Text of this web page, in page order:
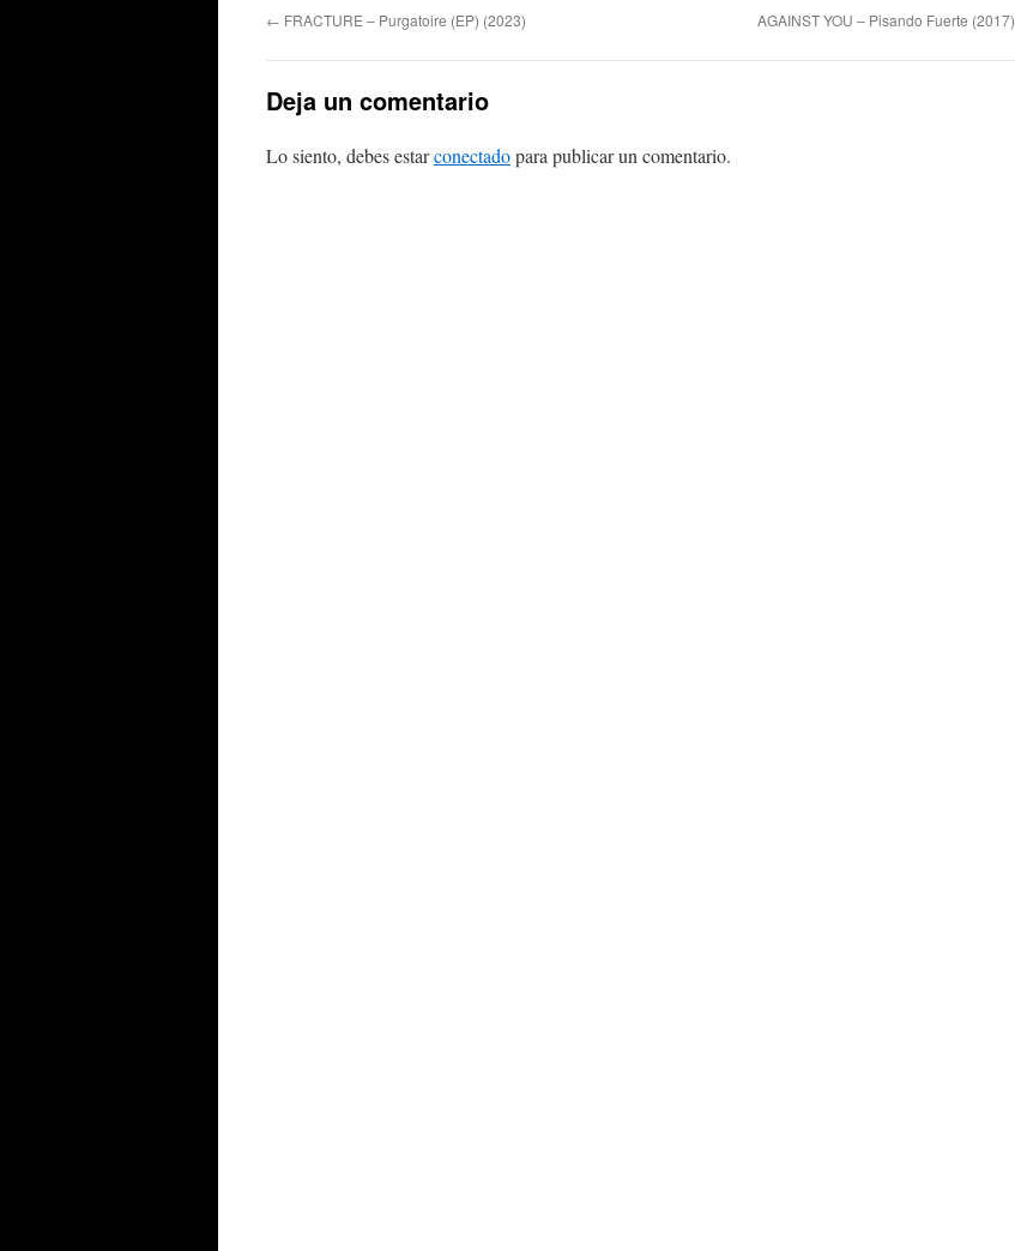
← FRACTURE – Purgatoire (EP) (2023) AGAINST YOU – Pisando Fuerte (2017)
Deja un comentario
Lo siento, debes estarconectadopara publicar un comentario.